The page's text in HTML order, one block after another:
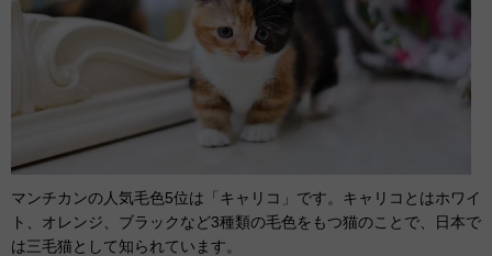
マンチカンの人気毛色5位は「キャリコ」です。キャリコとはホワイ
ト、オレンジ、ブラックなど3種類の毛色をもつ猫のことで、日本で
は三毛猫として知られています。